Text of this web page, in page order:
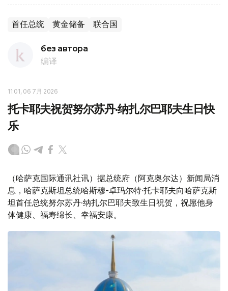
首任总统 黄金储备 联合国
без автора
编译
11:01, 06 7月 2026
托卡耶夫祝贺努尔苏丹·纳扎尔巴耶夫生日快
乐
（哈萨克国际通讯社讯）据总统府（阿克奥尔达）新闻局消
息，哈萨克斯坦总统哈斯穆-卓玛尔特·托卡耶夫向哈萨克斯
坦首任总统努尔苏丹·纳扎尔巴耶夫致生日祝贺，祝愿他身
体健康、福寿绵长、幸福安康。